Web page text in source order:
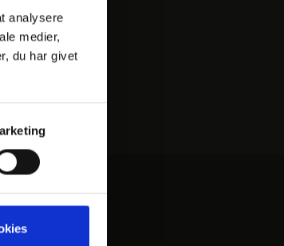
analysere
medier,
du har givet